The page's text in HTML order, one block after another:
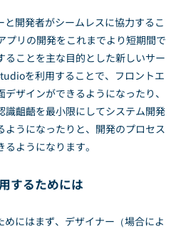
開発者がシームレスに協力するこ
プリの開発をこれまでより短期間で
ることを主な目的とした新しいサー
を利用することで、フロントエ
ザインができるようになったり、
識齟齬を最小限にしてシステム開発
ようになったりと、開発のプロセス
ようになります。
するためには
にはまず、デザイナー（場合によ